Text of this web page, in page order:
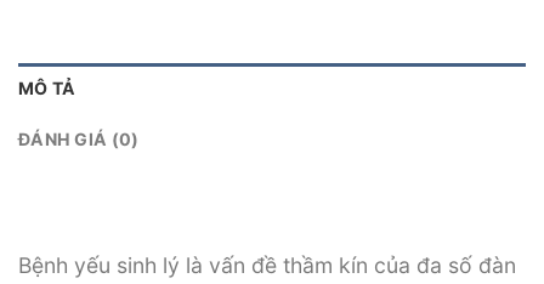
MÔ TẢ
ĐÁNH GIÁ (0)
Bệnh yếu sinh lý là vấn đề thầm kín của đa số đàn